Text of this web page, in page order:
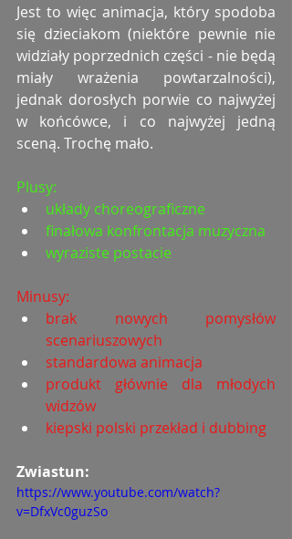
Jest to więc animacja, który spodoba
się dzieciakom (niektóre pewnie nie
widziały poprzednich części - nie będą
miały wrażenia powtarzalności),
jednak dorosłych porwie co najwyżej
w końcówce, i co najwyżej jedną
sceną. Trochę mało.
Plusy:
układy choreograficzne
finałowa konfrontacja muzyczna
wyraziste postacie
Minusy:
brak nowych pomysłów
scenariuszowych
standardowa animacja
produkt głównie dla młodych
widzów
kiepski polski przekład i dubbing
Zwiastun:
https://www.youtube.com/watch?
v=DfxVc0guzSo